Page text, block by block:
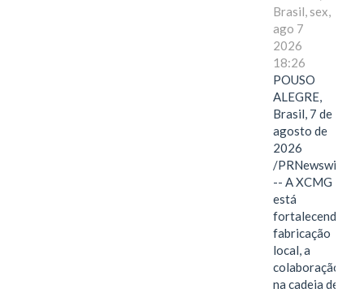
Brasil, sex,
ago 7
2026
18:26
POUSO
ALEGRE,
Brasil, 7 de
agosto de
2026
/PRNewswire/
-- A XCMG
está
fortalecendo a
fabricação
local, a
colaboração
na cadeia de